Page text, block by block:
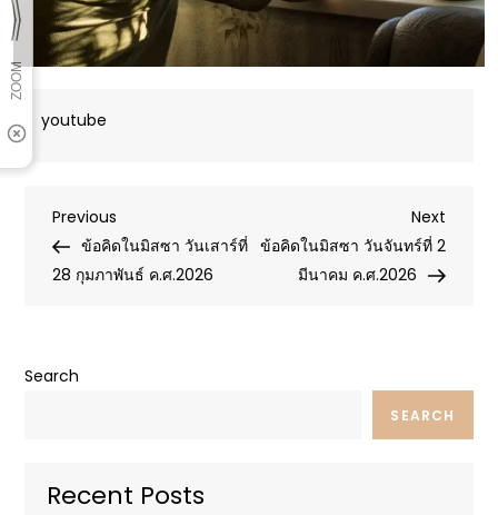
youtube
Post
navigation
Previous
Post
Previous
ข้อคิดในมิสซา วันเสาร์ที่
28 กุมภาพันธ์ ค.ศ.2026
Next
Post
Next
ข้อคิดในมิสซา วันจันทร์ที่ 2
มีนาคม ค.ศ.2026
Search
SEARCH
Recent Posts